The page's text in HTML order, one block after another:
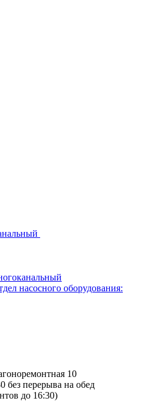
насосного оборудования:
10
без перерыва на обед
до 16:30)